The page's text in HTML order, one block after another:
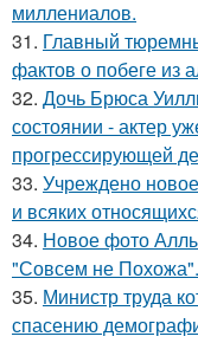
миллениалов.
31. Главный
фактов о побеге из
32. Дочь Брюса
состоянии - актер
прогрессирующей
33. Учреждено
и всяких
34. Новое фото
"Совсем не Похожа".
35. Министр труда
спасению